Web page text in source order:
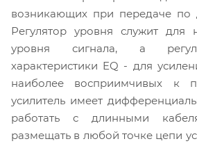
возникающих при передаче по
Регулятор уровня служит для
уровня сигнала, а
характеристики EQ - для
наиболее восприимчивых к
усилитель имеет
работать с длинными
размещать в любой точке цепи